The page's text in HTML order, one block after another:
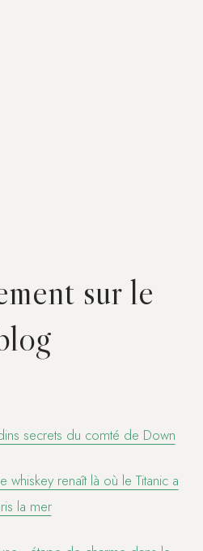
sur le
secrets du comté de Down
whiskey renaît là où le Titanic a
la mer